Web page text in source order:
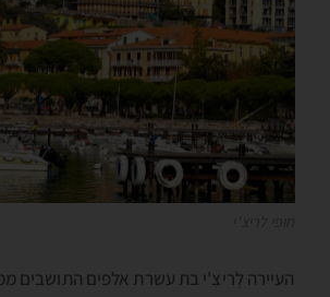
העיירה לֶרִיצִ'י בת עשרת אלפים התושבים